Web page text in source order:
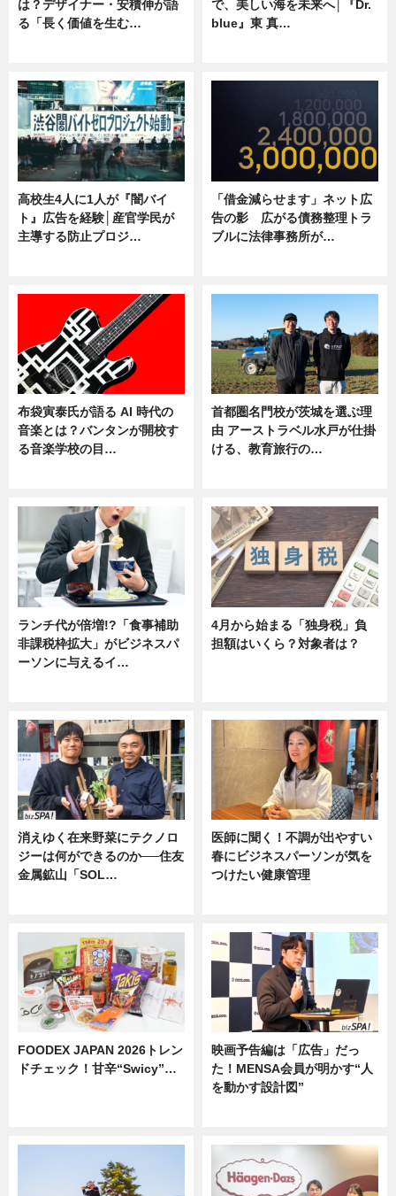
は？デザイナー・安積伸が語
る「長く価値を生む…
で、美しい海を未来へ│『Dr.
blue』東 真…
高校生4人に1人が『闇バイ
ト』広告を経験│産官学民が
主導する防止プロジ…
「借金減らせます」ネット広
告の影 広がる債務整理トラ
ブルに法律事務所が…
布袋寅泰氏が語る AI 時代の
音楽とは？バンタンが開校す
る音楽学校の目…
首都圏名門校が茨城を選ぶ理
由 アーストラベル水戸が仕掛
ける、教育旅行の…
ランチ代が倍増!?「食事補助
非課税枠拡大」がビジネスパ
ーソンに与えるイ…
4月から始まる「独身税」負
担額はいくら？対象者は？
消えゆく在来野菜にテクノロ
ジーは何ができるのか──住友
金属鉱山「SOL…
医師に聞く！不調が出やすい
春にビジネスパーソンが気を
つけたい健康管理
FOODEX JAPAN 2026トレン
ドチェック！甘辛“Swicy”…
映画予告編は「広告」だっ
た！MENSA会員が明かす“人
を動かす設計図”